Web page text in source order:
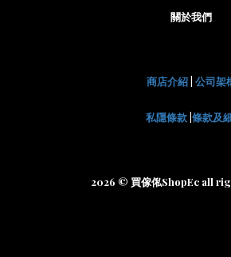
關於我們
商店介紹| 公司架
私隱條款 條款及
2026 © 買傢俬ShopEc all